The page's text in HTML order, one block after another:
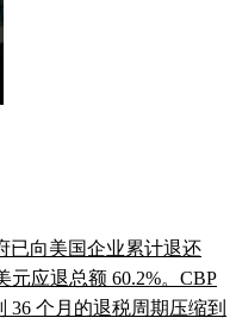
已向美国企业累计退还
元应退总额 60.2%。CBP
36 个月的退税周期压缩到